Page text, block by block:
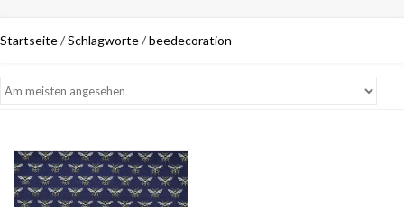
Startseite/Schlagworte/beedecoration